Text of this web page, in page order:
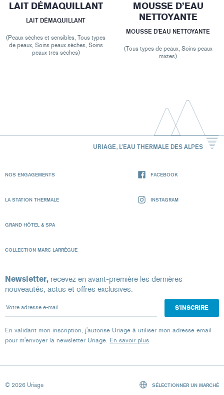
LAIT DÉMAQUILLANT
LAIT DÉMAQUILLANT
(Peaux sèches et sensibles, Tous types
de peaux, Soins peaux sèches, Soins
peaux très sèches)
MOUSSE D’EAU
NETTOYANTE
MOUSSE D’EAU NETTOYANTE
(Tous types de peaux, Soins peaux
mixtes)
URIAGE, L'EAU THERMALE DES ALPES
NOS ENGAGEMENTS
LA STATION THERMALE
GRAND HÔTEL & SPA
COLLECTION MARC LARRÈGUE
FACEBOOK
INSTAGRAM
Newsletter, recevez en avant-première les dernières
nouveautés, actus et offres exclusives.
Votre adresse e-mail
En validant mon inscription, j'autorise Uriage à utiliser mon adresse email
pour m'envoyer la newsletter Uriage. En savoir plus
© 2026 Uriage SÉLECTIONNER UN MARCHÉ